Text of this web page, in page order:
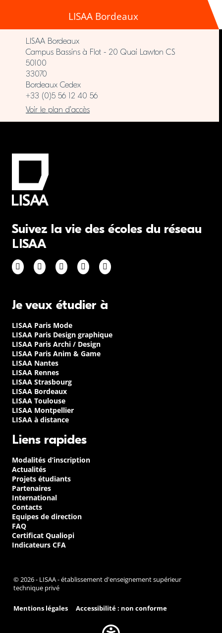
LISAA Bordeaux
LISAA Bordeaux
Campus Bassins à Flot - 20 Quai Lawton CS
50100
33070
Bordeaux Cedex
+33 (0)5 56 12 40 56
Voir le plan d’accès
Suivez la vie des écoles du réseau
LISAA
Je veux étudier à
LISAA Paris Mode
LISAA Paris Design graphique
LISAA Paris Archi / Design
LISAA Paris Anim & Game
LISAA Nantes
LISAA Rennes
LISAA Strasbourg
LISAA Bordeaux
LISAA Toulouse
LISAA Montpellier
LISAA à distance
Liens rapides
Modalités d’inscription
Actualités
Projets étudiants
Partenaires
International
Contacts
Equipes de direction
FAQ
Certificat Qualiopi
Indicateurs CFA
© 2026 - LISAA - établissement d'enseignement supérieur
technique privé
Mentions légales Accessibilité : non conforme